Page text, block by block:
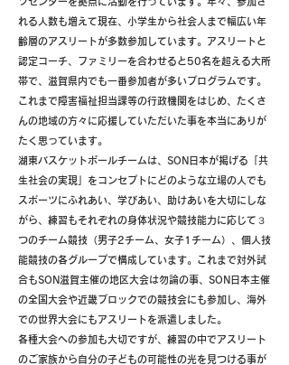
れる人数も増えて現在、小学生から社会人まで幅広い年
齢層のアスリートが多数参加しています。アスリートと
認定コーチ、ファミリーを合わせると50名を超える大所
帯で、滋賀県内でも一番参加者が多いプログラムです。
これまで障害福祉担当課等の行政機関をはじめ、たくさ
んの地域の方々に応援していただいた事を本当にありが
たく思っています。
湖東バスケットボールチームは、SON日本が掲げる「共
生社会の実現」をコンセプトにどのような立場の人でも
スポーツにふれあい、学びあい、助けあいを大切にしな
がら、練習もそれぞれの身体状況や競技能力に応じて３
つのチーム競技（男子2チーム、女子1チーム）、個人技
能競技の各グループで構成しています。これまで対外試
合もSON滋賀主催の地区大会は勿論の事、SON日本主催
の全国大会や近畿ブロックでの競技会にも参加し、海外
での世界大会にもアスリートを派遣しました。
各種大会への参加も大切ですが、練習の中でアスリート
のご家族から自分の子どもの可能性の光を見つける事が